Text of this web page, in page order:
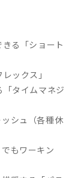
る「ショート
ックス」
「タイムマネジ
シュ（各種休
もワーキン